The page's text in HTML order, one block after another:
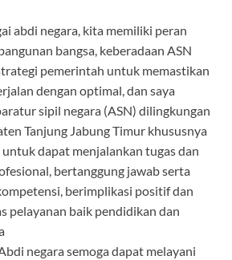
abdi negara, kita memiliki peran
bangsa, keberadaan ASN
pemerintah untuk memastikan
dengan optimal, dan saya
sipil negara (ASN) dilingkungan
Tanjung Jabung Timur khususnya
dapat menjalankan tugas dan
bertanggung jawab serta
berimplikasi positif dan
pelayanan baik pendidikan dan
negara semoga dapat melayani